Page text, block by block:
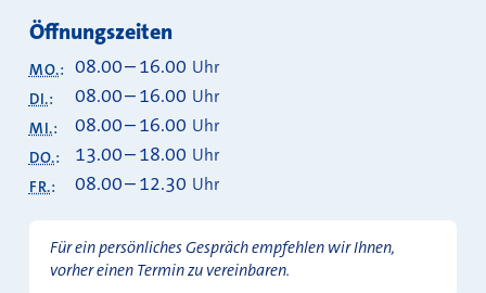
Öffnungszeiten
MO.: 08.00–16.00 Uhr
DI.: 08.00–16.00 Uhr
MI.: 08.00–16.00 Uhr
DO.: 13.00–18.00 Uhr
FR.: 08.00–12.30 Uhr
Für ein persönliches Gespräch empfehlen wir Ihnen,
vorher einen Termin zu vereinbaren.